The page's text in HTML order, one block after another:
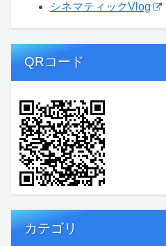
シネマティックVlog
QRコード
カテゴリ